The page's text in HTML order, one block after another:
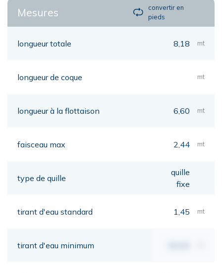
Mesures
convertir en
pieds
longueur totale 8,18 mt
longueur de coque mt
longueur à la flottaison 6,60 mt
faisceau max 2,44 mt
type de quille
quille
fixe
tirant d'eau standard 1,45 mt
tirant d'eau minimum